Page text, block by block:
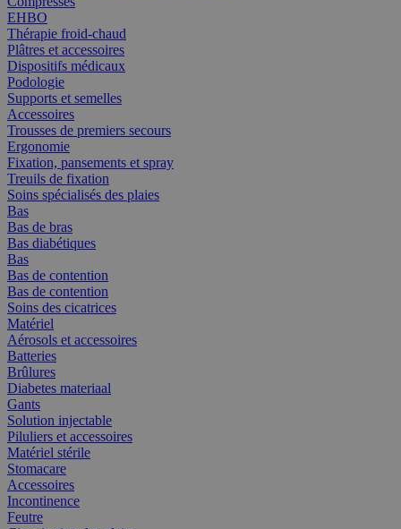
EHBO
Thérapie froid-chaud
Plâtres et accessoires
Dispositifs médicaux
Podologie
Supports et semelles
Accessoires
Trousses de premiers secours
Ergonomie
Fixation, pansements et spray
Treuils de fixation
Soins spécialisés des plaies
Bas
Bas de bras
Bas diabétiques
Bas
Bas de contention
Bas de contention
Soins des cicatrices
Matériel
Aérosols et accessoires
Batteries
Brûlures
Diabetes materiaal
Gants
Solution injectable
Piluliers et accessoires
Matériel stérile
Stomacare
Accessoires
Incontinence
Feutre